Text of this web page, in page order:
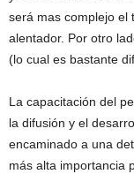
será mas complejo el
alentador. Por otro
(lo cual es bastante
La capacitación del
la difusión y el
encaminado a una
más alta importancia